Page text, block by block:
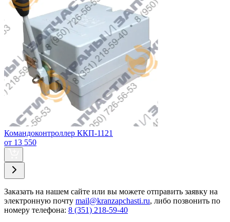
Командоконтроллер ККП-1121
от 13 550
Заказать на нашем сайте или вы можете отправить заявку на
электронную почту mail@kranzapchasti.ru, либо позвонить по
номеру телефона: 8 (351) 218-59-40